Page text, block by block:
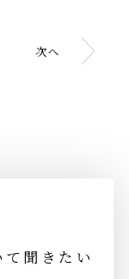
次へ
聞きたい